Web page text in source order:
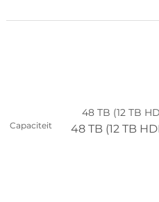
Capaciteit
48 TB (12 TB
48 TB (12 TB